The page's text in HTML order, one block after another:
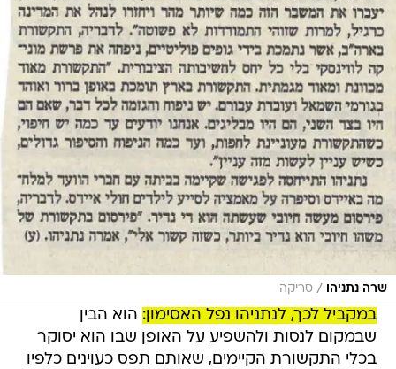
שרה נתניהו / סריקה
במקביל לכך, לנתניהו נפל האסימון: הוא הבין
שבמקום לנסות ולהשפיע על האופן שבו הוא יסוקר
בכלי התקשורת הקיימים, שאותם תפס כעוינים כלפיו